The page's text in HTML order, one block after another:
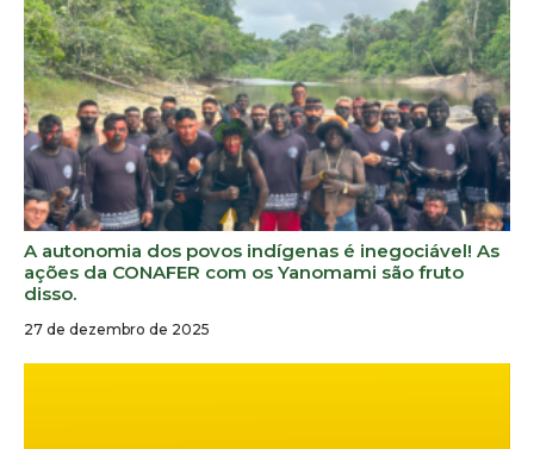
A autonomia dos povos indígenas é inegociável! As
ações da CONAFER com os Yanomami são fruto
disso.
27 de dezembro de 2025